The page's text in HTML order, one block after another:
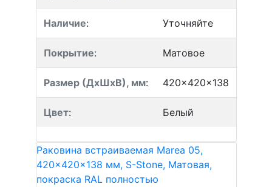
Наличие: Уточняйте
Покрытие: Матовое
Размер (ДхШхВ), мм: 420x420x138
Цвет: Белый
Раковина встраиваемая Marea 05,
420x420x138 мм, S-Stone, Матовая,
покраска RAL полностью